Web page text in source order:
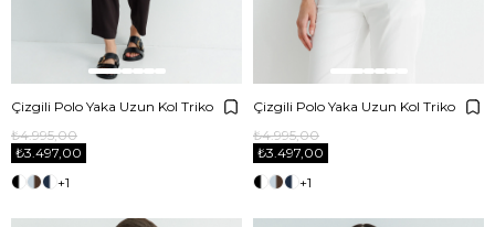
Çizgili Polo Yaka Uzun Kol Triko
₺3.497,00
₺4.995,00
+1
Çizgili Polo Yaka Uzun Kol Triko
₺3.497,00
₺4.995,00
+1